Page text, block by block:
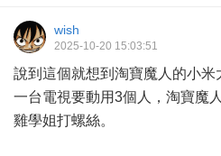
wish
2025-10-20 15:03:51
說到這個就想到淘寶魔人的小
一台電視要動用3個人，淘寶魔
雞學姐打螺絲。